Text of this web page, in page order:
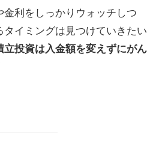
利をしっかりウォッチしつ
イミングは見つけていきたい
立投資は入金額を変えずにがん